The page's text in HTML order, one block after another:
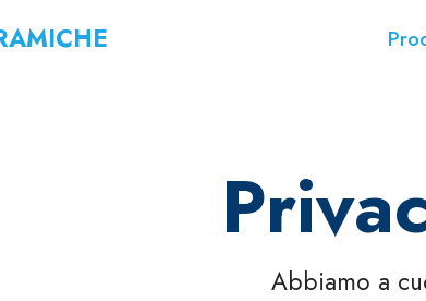
Abbiamo a